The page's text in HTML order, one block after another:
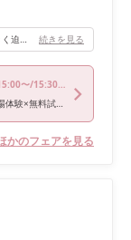
天井が高く広々とした作りの「蘭玉」 スクリーンも大きく迫力があります。 また高砂に対して横に広くゲストテーブルが配置されるため、ゲストとの距離感が近いです！ どうしても遠くなる親族席も近くに感じることができる作りになっているのもおすすめポイントです！ 披露宴会場は4ヶ所あるので自分の好みに合わせた選択ができるのも良かったです。 続きを見る
〜/15:30〜
【16大特典付★リニューアル記念】花嫁入場体験×無料試食付き
かのフェアを見る